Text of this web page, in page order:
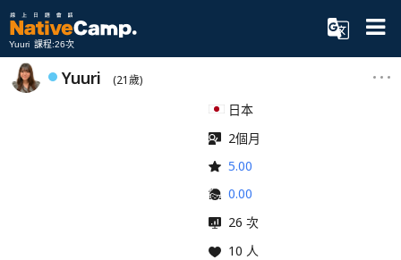
Yuuri 課程:26次
Yuuri (21歲)
日本
2個月
5.00
0.00
26 次
10 人